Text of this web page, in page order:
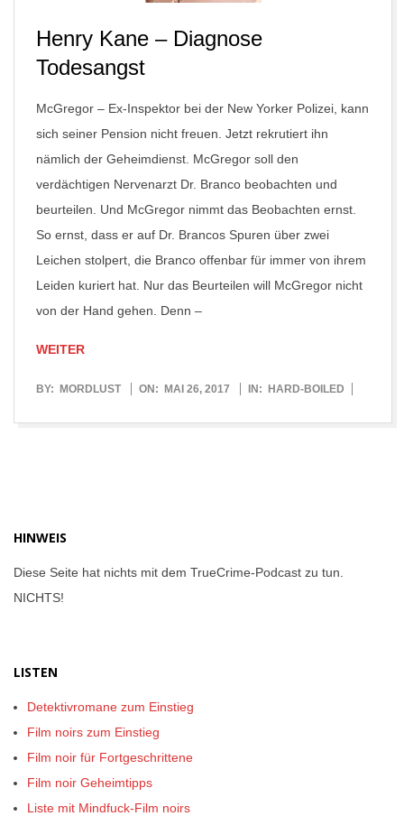
Henry Kane – Diagnose
Todesangst
McGregor – Ex-Inspektor bei der New Yorker Polizei, kann
sich seiner Pension nicht freuen. Jetzt rekrutiert ihn
nämlich der Geheimdienst. McGregor soll den
verdächtigen Nervenarzt Dr. Branco beobachten und
beurteilen. Und McGregor nimmt das Beobachten ernst.
So ernst, dass er auf Dr. Brancos Spuren über zwei
Leichen stolpert, die Branco offenbar für immer von ihrem
Leiden kuriert hat. Nur das Beurteilen will McGregor nicht
von der Hand gehen. Denn –
WEITER
2017-
BY: MORDLUST ON: MAI 26, 2017 IN: HARD-BOILED
HINWEIS
Diese Seite hat nichts mit dem TrueCrime-Podcast zu tun.
NICHTS!
LISTEN
Detektivromane zum Einstieg
Film noirs zum Einstieg
Film noir für Fortgeschrittene
Film noir Geheimtipps
Liste mit Mindfuck-Film noirs